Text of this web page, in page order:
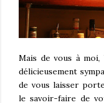
Mais de vous à
délicieusement
de vous laisser
le savoir-faire de